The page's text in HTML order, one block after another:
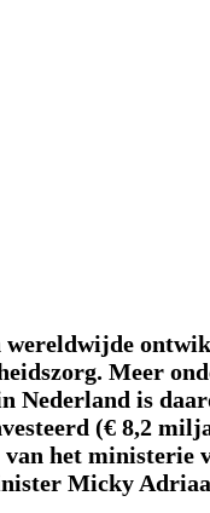
Meer
Nederland is
(€ 8,2
het ministerie
Micky